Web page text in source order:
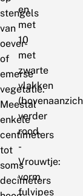
stengels
van
oever-
of
emerse
vegetatie.
Meestal
enkele
centimeters
tot
soms
decimeters
en
met
10
met
zwarte
vlakken
verder
rood.
-
Vrouwtje:
vorm
fulvipes